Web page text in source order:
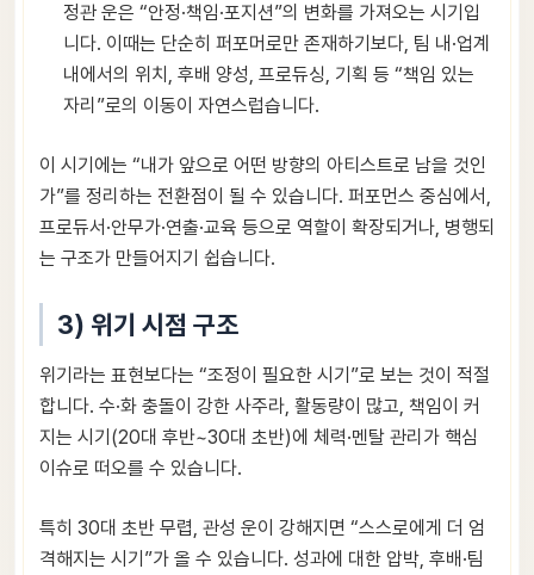
정관 운은 “안정·책임·포지션”의 변화를 가져오는 시기입
니다. 이때는 단순히 퍼포머로만 존재하기보다, 팀 내·업계
내에서의 위치, 후배 양성, 프로듀싱, 기획 등 “책임 있는
자리”로의 이동이 자연스럽습니다.
이 시기에는 “내가 앞으로 어떤 방향의 아티스트로 남을 것인
가”를 정리하는 전환점이 될 수 있습니다. 퍼포먼스 중심에서,
프로듀서·안무가·연출·교육 등으로 역할이 확장되거나, 병행되
는 구조가 만들어지기 쉽습니다.
3) 위기 시점 구조
위기라는 표현보다는 “조정이 필요한 시기”로 보는 것이 적절
합니다. 수·화 충돌이 강한 사주라, 활동량이 많고, 책임이 커
지는 시기(20대 후반~30대 초반)에 체력·멘탈 관리가 핵심
이슈로 떠오를 수 있습니다.
특히 30대 초반 무렵, 관성 운이 강해지면 “스스로에게 더 엄
격해지는 시기”가 올 수 있습니다. 성과에 대한 압박, 후배·팀